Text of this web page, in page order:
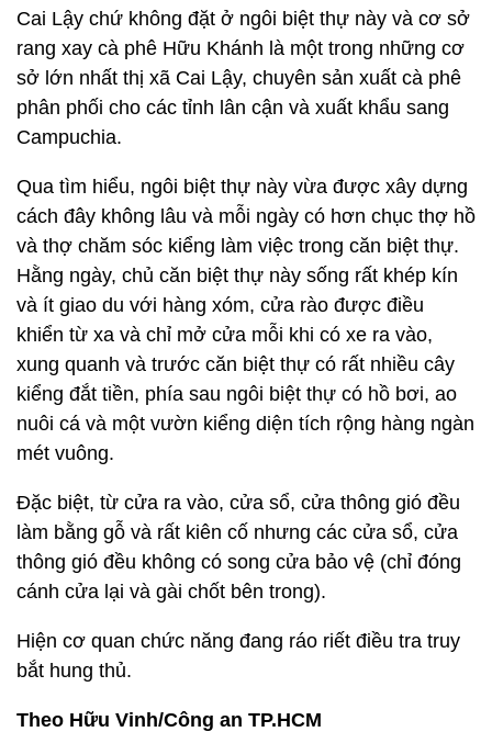
Cai Lậy chứ không đặt ở ngôi biệt thự này và cơ sở
rang xay cà phê Hữu Khánh là một trong những cơ
sở lớn nhất thị xã Cai Lậy, chuyên sản xuất cà phê
phân phối cho các tỉnh lân cận và xuất khẩu sang
Campuchia.
Qua tìm hiểu, ngôi biệt thự này vừa được xây dựng
cách đây không lâu và mỗi ngày có hơn chục thợ hồ
và thợ chăm sóc kiểng làm việc trong căn biệt thự.
Hằng ngày, chủ căn biệt thự này sống rất khép kín
và ít giao du với hàng xóm, cửa rào được điều
khiển từ xa và chỉ mở cửa mỗi khi có xe ra vào,
xung quanh và trước căn biệt thự có rất nhiều cây
kiểng đắt tiền, phía sau ngôi biệt thự có hồ bơi, ao
nuôi cá và một vườn kiểng diện tích rộng hàng ngàn
mét vuông.
Đặc biệt, từ cửa ra vào, cửa sổ, cửa thông gió đều
làm bằng gỗ và rất kiên cố nhưng các cửa sổ, cửa
thông gió đều không có song cửa bảo vệ (chỉ đóng
cánh cửa lại và gài chốt bên trong).
Hiện cơ quan chức năng đang ráo riết điều tra truy
bắt hung thủ.
Theo Hữu Vinh/Công an TP.HCM